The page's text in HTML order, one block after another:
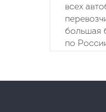
всех
большая
по